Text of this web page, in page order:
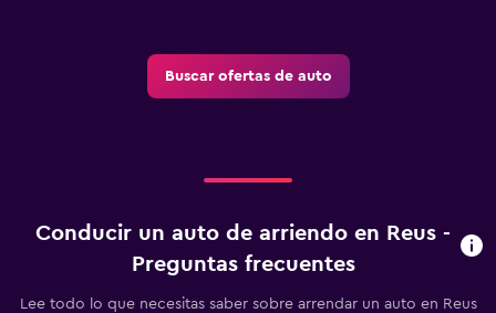
Buscar ofertas de auto
Conducir un auto de arriendo en Reus -
Preguntas frecuentes
Lee todo lo que necesitas saber sobre arrendar un auto en Reus